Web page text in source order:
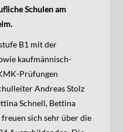
Schulen am
B1 mit der
kaufmännisch-
Prüfungen
Andreas Stolz
Schnell, Bettina
sich sehr über die